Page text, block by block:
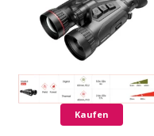
Kaufen